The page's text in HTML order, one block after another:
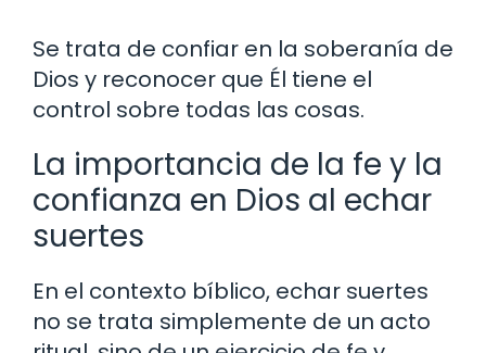
Se trata de confiar en la soberanía de
Dios y reconocer que Él tiene el
control sobre todas las cosas.
La importancia de la fe y la
confianza en Dios al echar
suertes
En el contexto bíblico, echar suertes
no se trata simplemente de un acto